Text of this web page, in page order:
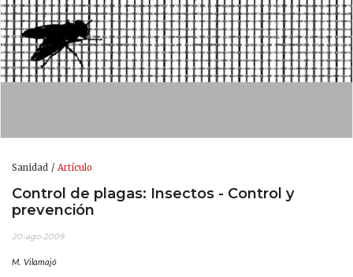
Sanidad Artículo
Control de plagas: Insectos - Control y
prevención
20-ago-2009
M. Vilamajó